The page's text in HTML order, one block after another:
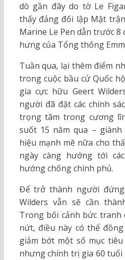
dò gần đây do tờ Le
thấy đảng đối lập Mặt
Marine Le Pen dẫn trước 8
hưng của Tổng thống
Tuần qua, lại thêm điểm
trong cuộc bầu cử Quốc
gia cực hữu Geert
người đã đặt các chính
trọng tâm trong cương
suốt 15 năm qua –
hiệu mạnh mẽ nữa cho
ngày càng hướng tới
hướng chống chính phủ.
Để trở thành người
Wilders vẫn sẽ cần
Trong bối cảnh bức
nứt, điều này có thể
giảm bớt một số mục
nhưng chính trị gia 60